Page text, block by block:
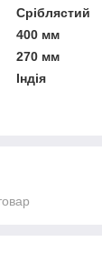
Сріблястий
400 мм
270 мм
Індія